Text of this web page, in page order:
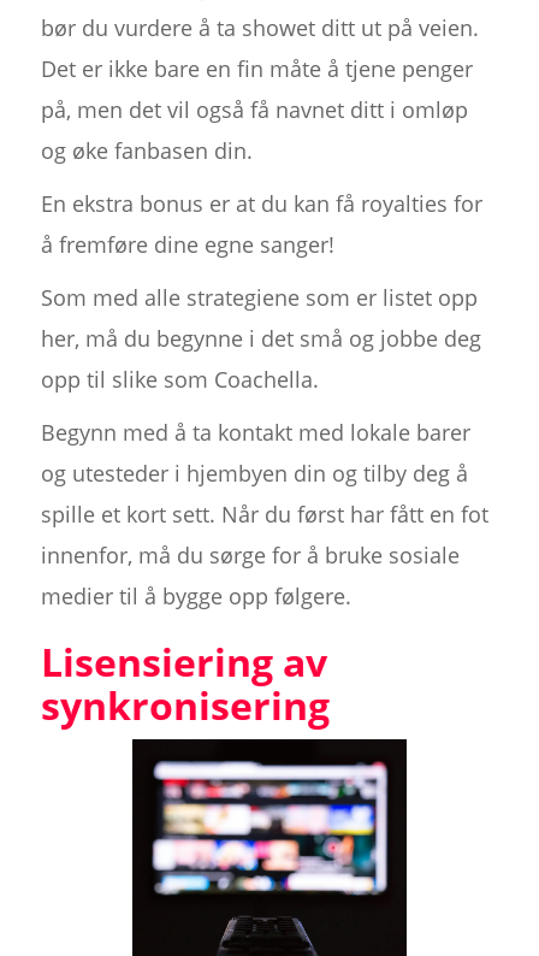
bør du vurdere å ta showet ditt ut på veien.
Det er ikke bare en fin måte å tjene penger
på, men det vil også få navnet ditt i omløp
og øke fanbasen din.
En ekstra bonus er at du kan få royalties for
å fremføre dine egne sanger!
Som med alle strategiene som er listet opp
her, må du begynne i det små og jobbe deg
opp til slike som Coachella.
Begynn med å ta kontakt med lokale barer
og utesteder i hjembyen din og tilby deg å
spille et kort sett. Når du først har fått en fot
innenfor, må du sørge for å bruke sosiale
medier til å bygge opp følgere.
Lisensiering av
synkronisering